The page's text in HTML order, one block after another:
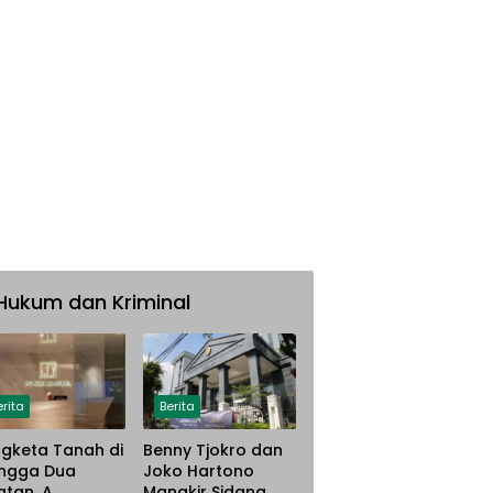
dan Kriminal
Tanah di
Dua
Berita
Benny Tjokro dan
Joko Hartono